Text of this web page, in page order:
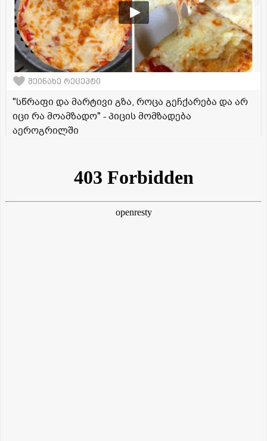
შეინახე რეცეპტი
"სწრაფი და მარტივი გზა, როცა გეჩქარება და არ
იცი რა მოამზადო" - პიცის მომზადება
აეროგრილში